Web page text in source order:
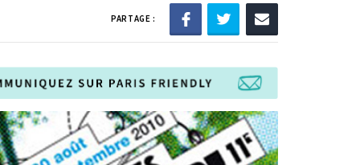
PARTAGE :